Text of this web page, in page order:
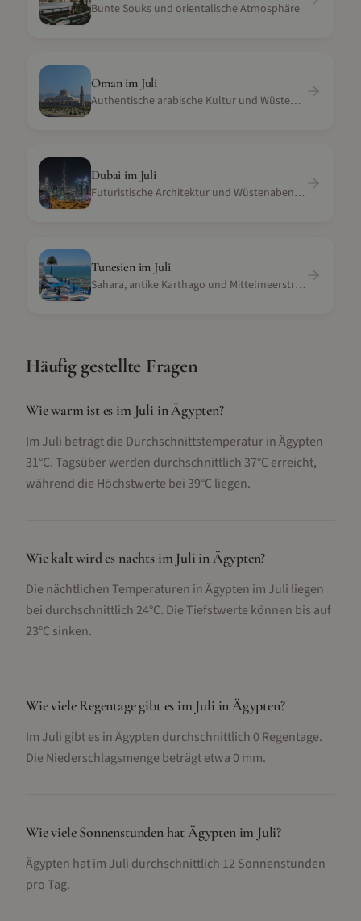
Bunte Souks und orientalische Atmosphäre
Omanim Juli
Authentische arabische Kultur und Wüstenoasen
Dubai im Juli
Futuristische Architektur und Wüstenabenteuer
Tunesienim Juli
Sahara, antike Karthago und Mittelmeerstrände
Häufig gestellte Fragen
Wie warm ist es im Juli in Ägypten?
Im Juli beträgt die Durchschnittstemperatur in Ägypten
31°C. Tagsüber werden durchschnittlich 37°C erreicht,
während die Höchstwerte bei 39°C liegen.
Wie kalt wird es nachts im Juli in Ägypten?
Die nächtlichen Temperaturen in Ägypten im Juli liegen
bei durchschnittlich 24°C. Die Tiefstwerte können bis auf
23°C sinken.
Wie viele Regentage gibt es im Juli in Ägypten?
Im Juli gibt es in Ägypten durchschnittlich 0 Regentage.
Die Niederschlagsmenge beträgt etwa 0 mm.
Wie viele Sonnenstunden hat Ägypten im Juli?
Ägypten hat im Juli durchschnittlich 12 Sonnenstunden
pro Tag.